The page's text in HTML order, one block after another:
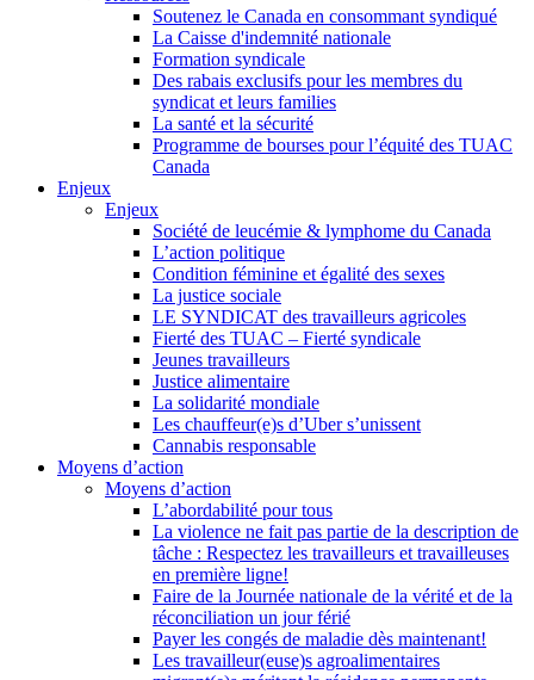
Soutenez le Canada en consommant syndiqué
La Caisse d'indemnité nationale
Formation syndicale
Des rabais exclusifs pour les membres du
syndicat et leurs families
La santé et la sécurité
Programme de bourses pour l’équité des TUAC
Canada
Enjeux
Enjeux
Société de leucémie & lymphome du Canada
L’action politique
Condition féminine et égalité des sexes
La justice sociale
LE SYNDICAT des travailleurs agricoles
Fierté des TUAC – Fierté syndicale
Jeunes travailleurs
Justice alimentaire
La solidarité mondiale
Les chauffeur(e)s d’Uber s’unissent
Cannabis responsable
Moyens d’action
Moyens d’action
L’abordabilité pour tous
La violence ne fait pas partie de la description de
tâche : Respectez les travailleurs et travailleuses
en première ligne!
Faire de la Journée nationale de la vérité et de la
réconciliation un jour férié
Payer les congés de maladie dès maintenant!
Les travailleur(euse)s agroalimentaires